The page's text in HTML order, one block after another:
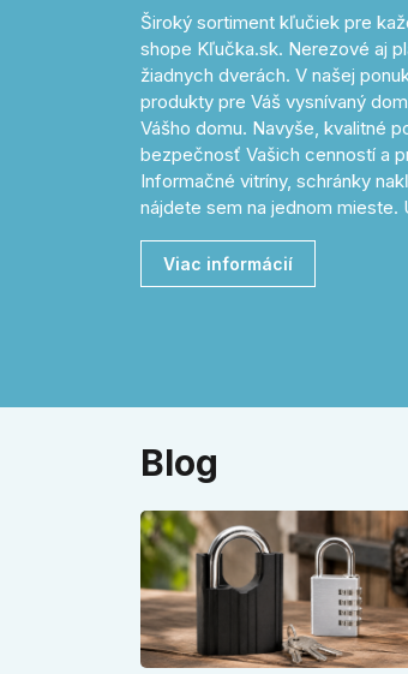
Široký sortiment kľučiek pre
shope Kľučka.sk. Nerezové aj
žiadnych dverách. V našej
produkty pre Váš vysnívaný
Vášho domu. Navyše, kvalitné
bezpečnosť Vašich cenností a
Informačné vitríny, schránky
nájdete sem na jednom mieste.
Viac informácií
Blog